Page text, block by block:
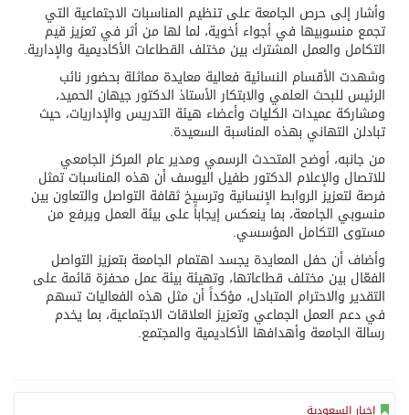
وأشار إلى حرص الجامعة على تنظيم المناسبات الاجتماعية التي
تجمع منسوبيها في أجواء أخوية، لما لها من أثر في تعزيز قيم
التكامل والعمل المشترك بين مختلف القطاعات الأكاديمية والإدارية.
وشهدت الأقسام النسائية فعالية معايدة مماثلة بحضور نائب
الرئيس للبحث العلمي والابتكار الأستاذ الدكتور جيهان الحميد،
ومشاركة عميدات الكليات وأعضاء هيئة التدريس والإداريات، حيث
تبادلن التهاني بهذه المناسبة السعيدة.
من جانبه، أوضح المتحدث الرسمي ومدير عام المركز الجامعي
للاتصال والإعلام الدكتور طفيل اليوسف أن هذه المناسبات تمثل
فرصة لتعزيز الروابط الإنسانية وترسيخ ثقافة التواصل والتعاون بين
منسوبي الجامعة، بما ينعكس إيجاباً على بيئة العمل ويرفع من
مستوى التكامل المؤسسي.
وأضاف أن حفل المعايدة يجسد اهتمام الجامعة بتعزيز التواصل
الفعّال بين مختلف قطاعاتها، وتهيئة بيئة عمل محفزة قائمة على
التقدير والاحترام المتبادل، مؤكداً أن مثل هذه الفعاليات تسهم
في دعم العمل الجماعي وتعزيز العلاقات الاجتماعية، بما يخدم
رسالة الجامعة وأهدافها الأكاديمية والمجتمع.
اخبار السعودية